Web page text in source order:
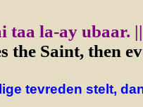
taa la-ay ubaar.
the Saint, then
tevreden stelt,